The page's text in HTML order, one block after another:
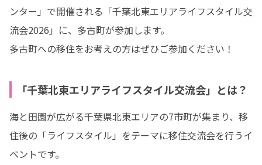
ンター」で開催される「千葉北東エリアライフスタイル交
流会2026」に、多古町が参加します。
多古町への移住をお考えの方はぜひご参加ください！
「千葉北東エリアライフスタイル交流会」とは？
海と田園が広がる千葉県北東エリアの7市町が集まり、移
住後の「ライフスタイル」をテーマに移住交流会を行うイ
ベントです。